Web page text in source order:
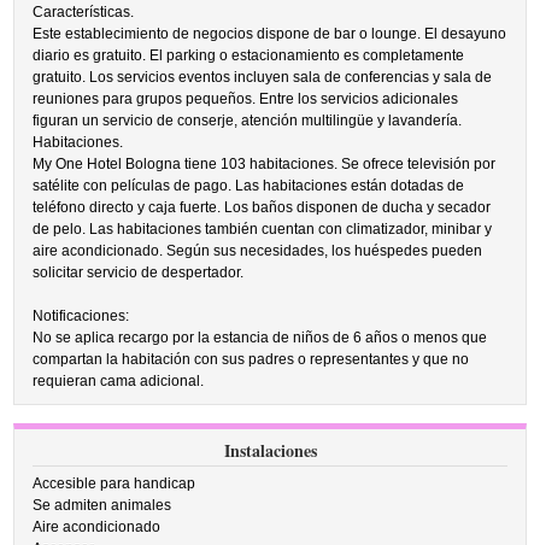
Características.
Este establecimiento de negocios dispone de bar o lounge. El desayuno
diario es gratuito. El parking o estacionamiento es completamente
gratuito. Los servicios eventos incluyen sala de conferencias y sala de
reuniones para grupos pequeños. Entre los servicios adicionales
figuran un servicio de conserje, atención multilingüe y lavandería.
Habitaciones.
My One Hotel Bologna tiene 103 habitaciones. Se ofrece televisión por
satélite con películas de pago. Las habitaciones están dotadas de
teléfono directo y caja fuerte. Los baños disponen de ducha y secador
de pelo. Las habitaciones también cuentan con climatizador, minibar y
aire acondicionado. Según sus necesidades, los huéspedes pueden
solicitar servicio de despertador.
Notificaciones:
No se aplica recargo por la estancia de niños de 6 años o menos que
compartan la habitación con sus padres o representantes y que no
requieran cama adicional.
Instalaciones
Accesible para handicap
Se admiten animales
Aire acondicionado